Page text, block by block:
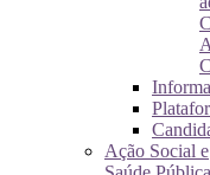
Ação Social e